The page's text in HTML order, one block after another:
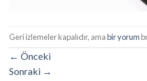
Geri izlemeler kapalıdır, amabir yorum
← Önceki
Sonraki →